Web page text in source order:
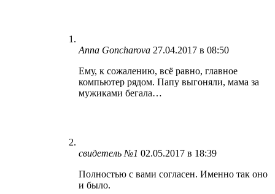
Anna Goncharova 27.04.2017 в 08:50
Ему, к сожалению, всё равно, главное
компьютер рядом. Папу выгоняли, мама за
мужиками бегала…
свидетель №1 02.05.2017 в 18:39
Полностью с вами согласен. Именно так оно
и было.